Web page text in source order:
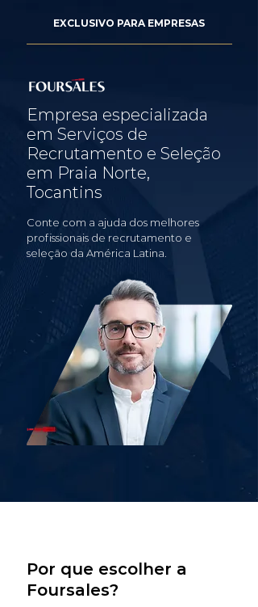
EXCLUSIVO PARA EMPRESAS
Empresa especializada
em Serviços de
Recrutamento e Seleção
em Praia Norte,
Tocantins
Conte com a ajuda dos melhores
profissionais de recrutamento e
seleção da América Latina.
Por que escolher a
Foursales?